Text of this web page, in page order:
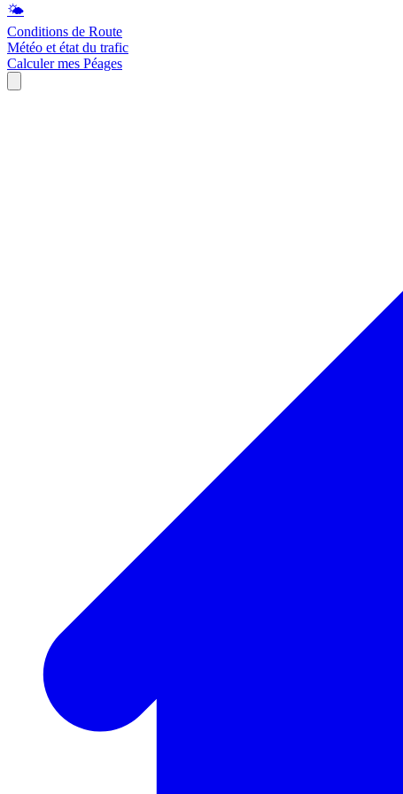
🌤️
Conditions de Route
Météo et état du trafic
Calculer mes Péages